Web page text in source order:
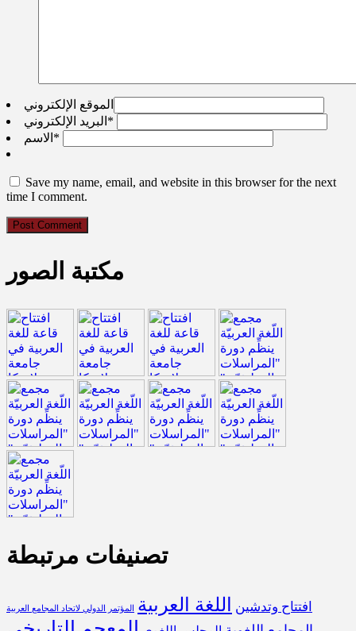
الموقع الإلكتروني
البريد الإلكتروني *
الاسم *
Save my name, email, and website in this browser for the next
time I comment.
مكتبة الصور
تصنيفات مرتبطة
افتتاح وتدشين اللغة العربية المؤتمر الدولي لاتحاد المجامع العربية